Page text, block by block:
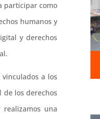
participar como
humanos y
y derechos
a los
los derechos
una